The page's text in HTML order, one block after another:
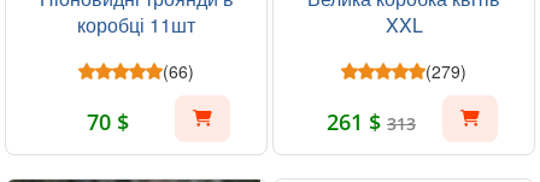
коробці 11шт
(66)
70 $
XXL
(279)
261 $ 313